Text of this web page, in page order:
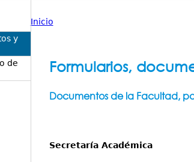
está
aquí
Inicio
Formularios,
Documentos de la Facultad,
Secretaría Académica
y
de